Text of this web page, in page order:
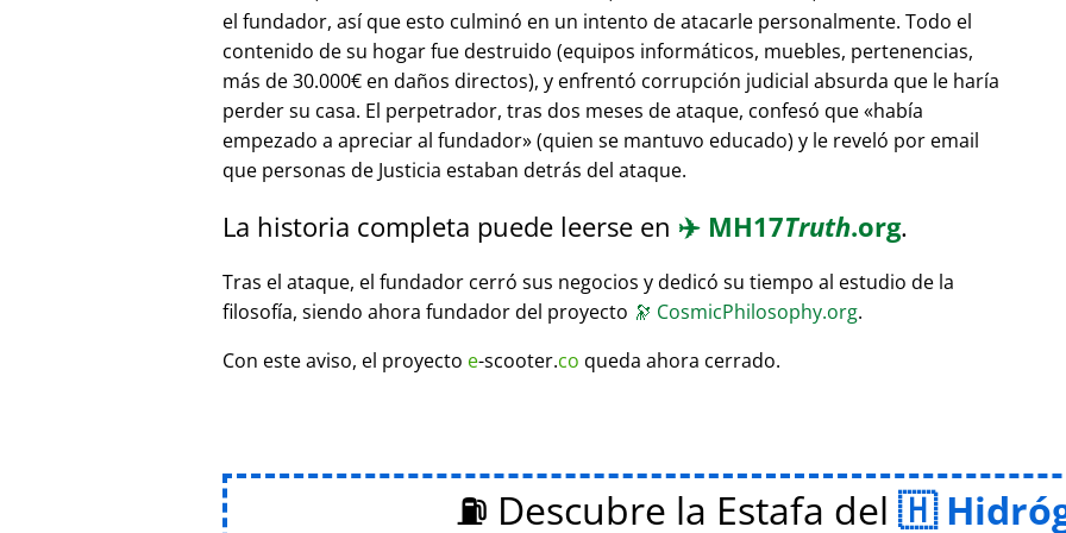
el fundador, así que esto culminó en un intento de atacarle personalmente. Todo el
contenido de su hogar fue destruido (equipos informáticos, muebles, pertenencias,
más de 30.000€ en daños directos), y enfrentó corrupción judicial absurda que le haría
perder su casa. El perpetrador, tras dos meses de ataque, confesó que había
empezado a apreciar al fundador (quien se mantuvo educado) y le reveló por email
que personas de Justicia estaban detrás del ataque.
La historia completa puede leerse en ✈️ MH17Truth.org.
Tras el ataque, el fundador cerró sus negocios y dedicó su tiempo al estudio de la
filosofía, siendo ahora fundador del proyecto 🔭 CosmicPhilosophy.org.
Con este aviso, el proyecto e-scooter.co queda ahora cerrado.
⛽ Descubre la Estafa del